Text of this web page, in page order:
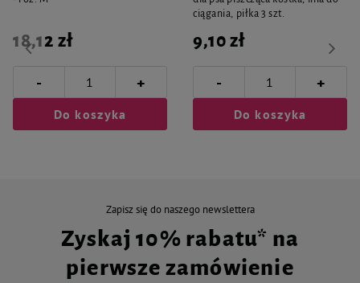
18,12 zł
- +
Do koszyka
ciągania, piłka 3 szt.
9,10 zł
- +
Do koszyka
Zapisz się do naszego newslettera
Zyskaj 10% rabatu* na
pierwsze zamówienie